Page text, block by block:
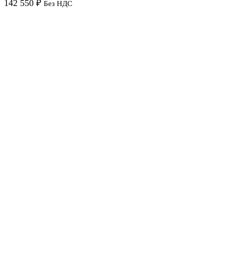
142 550 ₽ Без НДС